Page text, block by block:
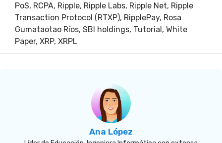
PoS, RCPA, Ripple, Ripple Labs, Ripple Net, Ripple
Transaction Protocol (RTXP), RipplePay, Rosa
Gumataotao Ríos, SBI holdings, Tutorial, White
Paper, XRP, XRPL
Ana López